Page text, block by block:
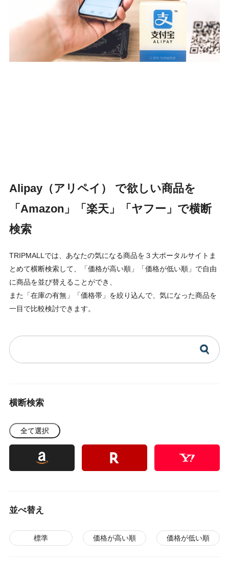
Alipay（アリペイ） で欲しい商品を
「Amazon」「楽天」「ヤフー」で横断
検索
TRIPMALLでは、あなたの気になる商品を３大ポータルサイトま
とめて横断検索して、「価格が高い順」「価格が低い順」で自由
に商品を並び替えることができ、
また「在庫の有無」「価格帯」を絞り込んで、気になった商品を
一目で比較検討できます。
横断検索
全て選択
並べ替え
標準 価格が高い順 価格が低い順